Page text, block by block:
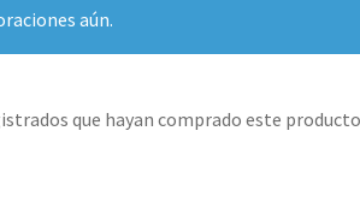
aún.
que hayan comprado este